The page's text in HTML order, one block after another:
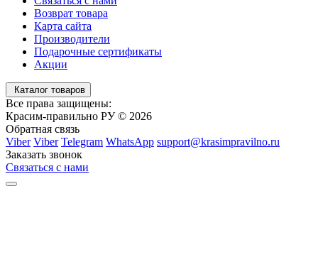
Возврат товара
Карта сайта
Производители
Подарочные сертификаты
Акции
Каталог товаров
Все права защищены:
Красим-правильно РУ © 2026
Обратная связь
Viber Viber Telegram WhatsApp support@krasimpravilno.ru
Заказать звонок
Связаться с нами